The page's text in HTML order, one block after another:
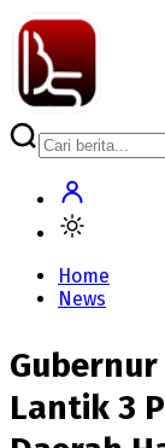
Home
News
Lantik 3